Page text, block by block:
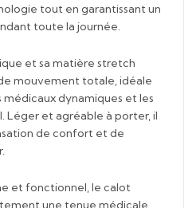
tout en garantissant un
toute la journée.
et sa matière stretch
mouvement totale, idéale
dynamiques et les
Léger et agréable à porter, il
de confort et de
et fonctionnel, le calot
une tenue médicale